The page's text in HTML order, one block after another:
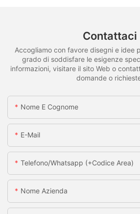
Contattaci
Accogliamo con favore disegni e idee
grado di soddisfare le esigenze
informazioni, visitare il sito Web o
domande o
Nome E Cognome
E-Mail
Telefono/whatsapp (+codice Area)
Nome Azienda